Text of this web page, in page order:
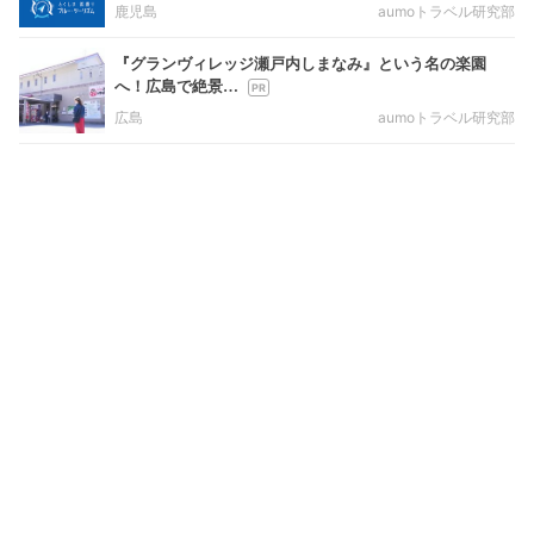
鹿児島
aumoトラベル研究部
『グランヴィレッジ瀬戸内しまなみ』という名の楽園
へ！広島で絶景…
広島
aumoトラベル研究部